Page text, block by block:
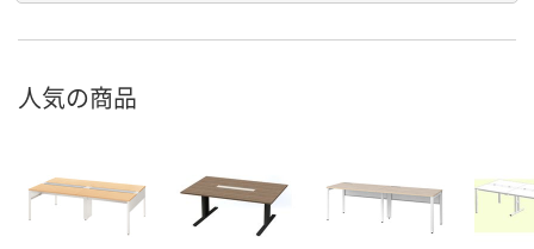
人気の商品